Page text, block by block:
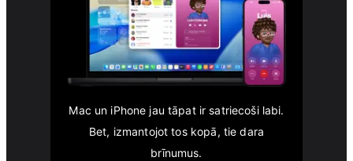
Mac un iPhone jau tāpat ir satriecoši labi.
Bet, izmantojot tos kopā, tie dara
brīnumus.